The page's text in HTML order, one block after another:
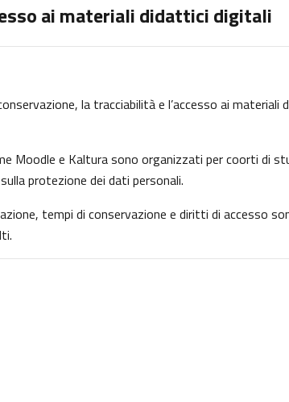
ai materiali didattici digitali
la tracciabilità e l’accesso ai
Moodle e Kaltura sono organizzati per coorti di
protezione dei dati personali.
tempi di conservazione e diritti di accesso